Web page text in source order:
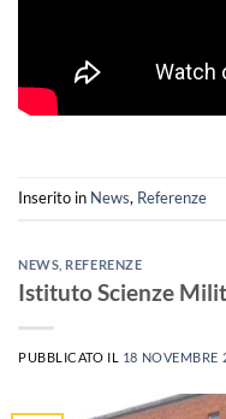
Inserito in News, Referenze
NEWS REFERENZE
Istituto Scienze
PUBBLICATO IL 18 NOVEMBRE